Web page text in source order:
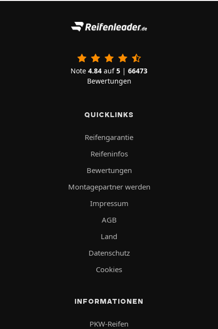
Note 4.84 auf5 | 66473
Bewertungen
QUICKLINKS
Reifengarantie
Reifeninfos
Bewertungen
Montagepartner werden
Impressum
AGB
Land
Datenschutz
Cookies
INFORMATIONEN
PKW-Reifen